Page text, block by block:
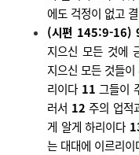
에도 걱정이 없고
(시편 145:9-16)
지으신 모든 것에
지으신 모든 것들
리이다 11 그들이
러서 12 주의 업적
게 알게 하리이다
는 대대에 이르리이